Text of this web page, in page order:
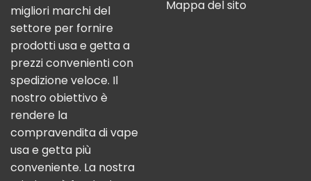
migliori marchi del
settore per fornire
prodotti usa e getta a
prezzi convenienti con
spedizione veloce. Il
nostro obiettivo è
rendere la
compravendita di vape
usa e getta più
conveniente. La nostra
Mappa del sito